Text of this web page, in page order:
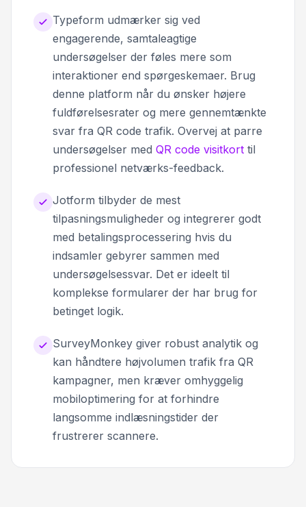
Typeform udmærker sig ved
engagerende, samtaleagtige
undersøgelser der føles mere som
interaktioner end spørgeskemaer. Brug
denne platform når du ønsker højere
fuldførelsesrater og mere gennemtænkte
svar fra QR code trafik. Overvej at parre
undersøgelser med QR code visitkort til
professionel netværks-feedback.
Jotform tilbyder de mest
tilpasningsmuligheder og integrerer godt
med betalingsprocessering hvis du
indsamler gebyrer sammen med
undersøgelsessvar. Det er ideelt til
komplekse formularer der har brug for
betinget logik.
SurveyMonkey giver robust analytik og
kan håndtere højvolumen trafik fra QR
kampagner, men kræver omhyggelig
mobiloptimering for at forhindre
langsomme indlæsningstider der
frustrerer scannere.